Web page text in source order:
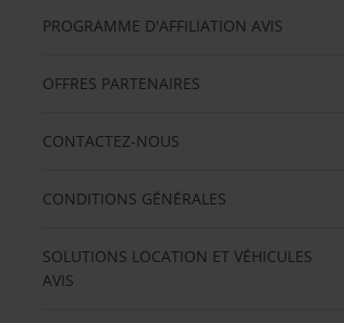
PROGRAMME D'AFFILIATION AVIS
OFFRES PARTENAIRES
CONTACTEZ-NOUS
CONDITIONS GÉNÉRALES
SOLUTIONS LOCATION ET VÉHICULES
AVIS